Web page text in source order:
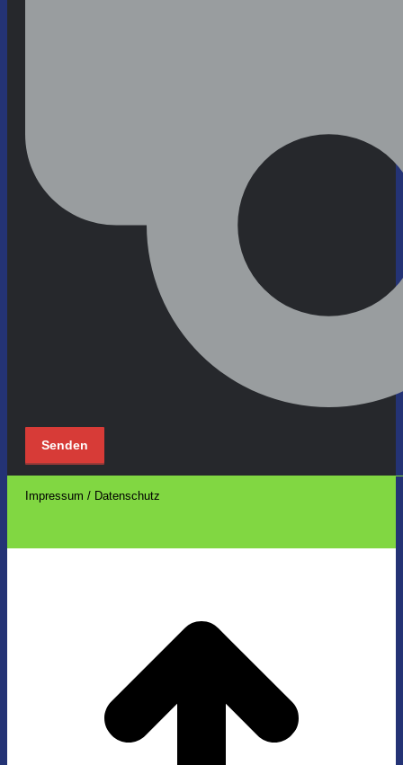
Impressum / Datenschutz